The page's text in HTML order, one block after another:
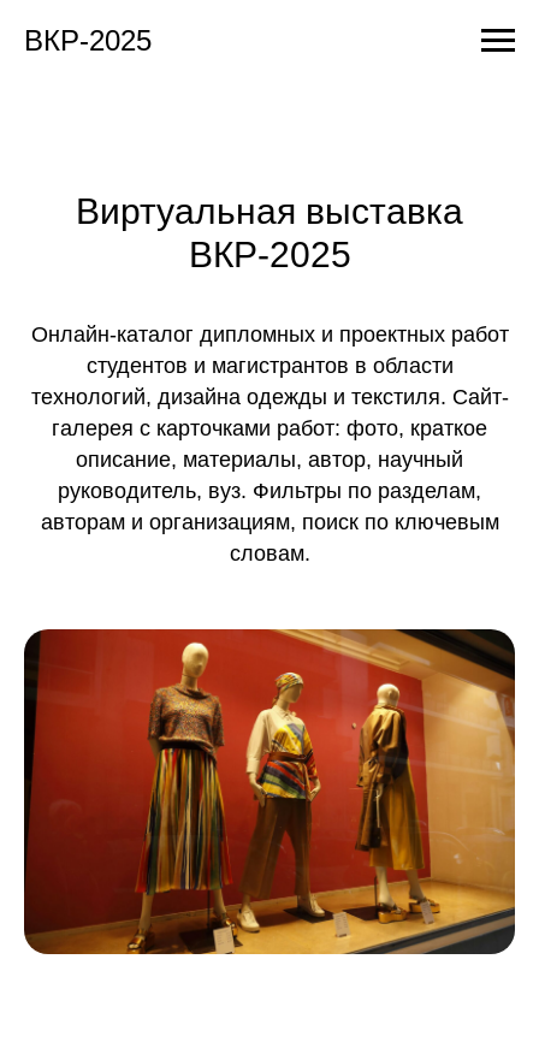
ВКР-2025
Виртуальная выставка
ВКР-2025
Онлайн-каталог дипломных и проектных работ
студентов и магистрантов в области
технологий, дизайна одежды и текстиля. Сайт-
галерея с карточками работ: фото, краткое
описание, материалы, автор, научный
руководитель, вуз. Фильтры по разделам,
авторам и организациям, поиск по ключевым
словам.